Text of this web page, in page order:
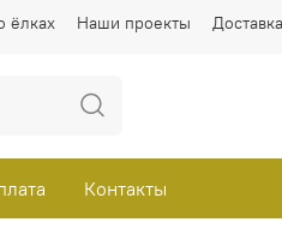
ёлках Наши проекты
Контакты